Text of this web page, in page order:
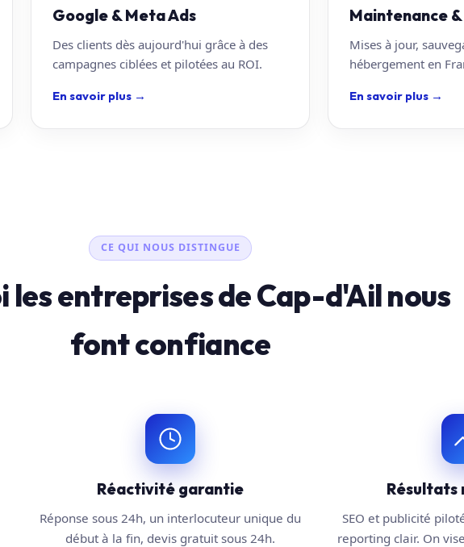
Google & Meta Ads
Des clients dès aujourd'hui grâce à des
campagnes ciblées et pilotées au ROI.
En savoir plus →
Maintenance
Mises à jour,
hébergement en
En savoir plus →
CE QUI NOUS DISTINGUE
les entreprises de Cap-d'Ail nous
font confiance
Réactivité garantie
Réponse sous 24h, un interlocuteur unique du
début à la fin, devis gratuit sous 24h.
Résultats
SEO et publicité
reporting clair. On